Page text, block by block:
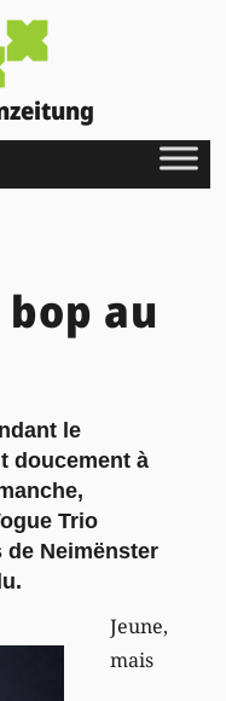
bop au
le
doucement à
Trio
Neimënster
Jeune,
mais